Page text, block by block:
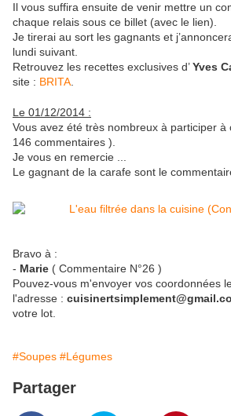
Il vous suffira ensuite de venir mettre un
chaque relais sous ce billet (avec le lien).
Je tirerai au sort les gagnants et
lundi suivant.
Retrouvez les recettes exclusives d’Yves
site : BRITA
Le 01/12/2014 :
Vous avez été très nombreux à participer à
146 commentaires ).
Je vous en remercie ...
Le gagnant de la carafe sont le
Bravo à :
- Marie ( Commentaire N°26 )
Pouvez-vous m'envoyer vos coordonnées
l'adresse :
votre lot.
#Soupes #Légumes
Partager